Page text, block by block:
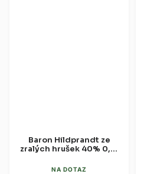
Baron Hildprandt ze
zralých hrušek 40% 0,7l
NA DOTAZ